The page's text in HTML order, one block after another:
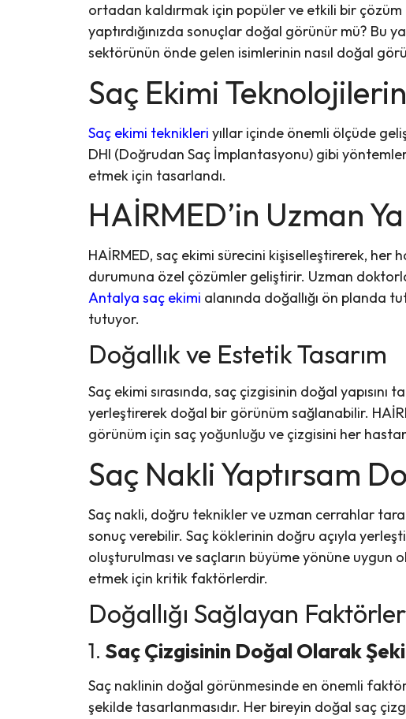
ortadan kaldırmak için popüler ve etkili bir
yaptırdığınızda sonuçlar doğal görünür mü? Bu
sektörünün önde gelen isimlerinin nasıl doğal
Saç Ekimi
Saç ekimi teknikleri yıllar içinde önemli ölçüde
DHI (Doğrudan Saç İmplantasyonu) gibi
etmek için tasarlandı.
HAİRMED’in Uzman
HAİRMED, saç ekimi sürecini kişiselleştirerek, her
durumuna özel çözümler geliştirir. Uzman
Antalya saç ekimi alanında doğallığı ön planda
tutuyor.
Doğallık ve Estetik Tasarım
Saç ekimi sırasında, saç çizgisinin doğal
yerleştirerek doğal bir görünüm sağlanabilir.
görünüm için saç yoğunluğu ve çizgisini her
Saç Nakli Yaptırsam
Saç nakli, doğru teknikler ve uzman cerrahlar
sonuç verebilir. Saç köklerinin doğru açıyla
oluşturulması ve saçların büyüme yönüne
etmek için kritik faktörlerdir.
Doğallığı Sağlayan Faktörler
1. Saç Çizgisinin Doğal Olarak
Saç naklinin doğal görünmesinde en önemli
şekilde tasarlanmasıdır. Her bireyin doğal saç